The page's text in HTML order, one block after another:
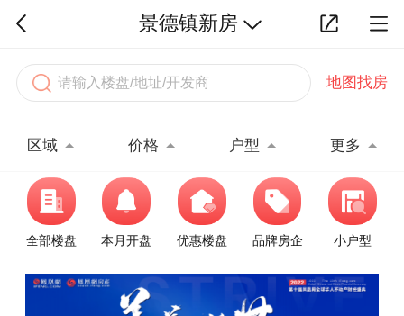
景德镇新房
地图找房
区域 价格 户型 更多
全部楼盘 本月开盘 优惠楼盘 品牌房企 小户型